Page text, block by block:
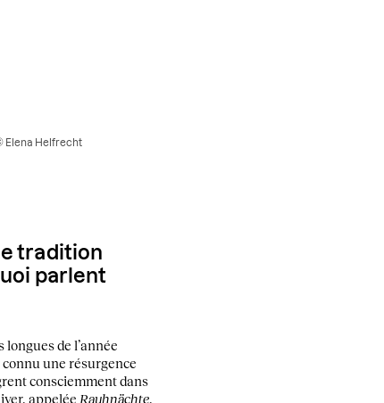
Elena Helfrecht
tradition
parlent
de l’année
une résurgence
consciemment dans
appelée Rauhnächte,